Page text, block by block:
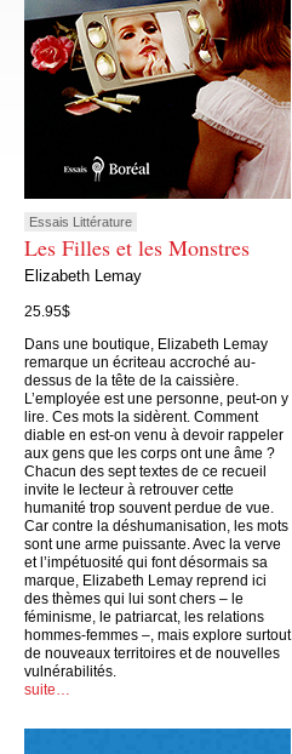
Essais Littérature
Les Filles et les Monstres
Elizabeth Lemay
25.95$
Dans une boutique, Elizabeth Lemay
remarque un écriteau accroché au-
dessus de la tête de la caissière.
L’employée est une personne, peut-on y
lire. Ces mots la sidèrent. Comment
diable en est-on venu à devoir rappeler
aux gens que les corps ont une âme ?
Chacun des sept textes de ce recueil
invite le lecteur à retrouver cette
humanité trop souvent perdue de vue.
Car contre la déshumanisation, les mots
sont une arme puissante. Avec la verve
et l’impétuosité qui font désormais sa
marque, Elizabeth Lemay reprend ici
des thèmes qui lui sont chers – le
féminisme, le patriarcat, les relations
hommes-femmes –, mais explore surtout
de nouveaux territoires et de nouvelles
vulnérabilités.
suite…